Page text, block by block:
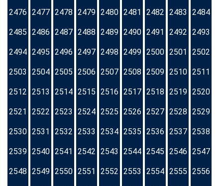
2476 2477 2478 2479 2480 2481 2482 2483 2484
2485 2486 2487 2488 2489 2490 2491 2492 2493
2494 2495 2496 2497 2498 2499 2500 2501 2502
2503 2504 2505 2506 2507 2508 2509 2510 2511
2512 2513 2514 2515 2516 2517 2518 2519 2520
2521 2522 2523 2524 2525 2526 2527 2528 2529
2530 2531 2532 2533 2534 2535 2536 2537 2538
2539 2540 2541 2542 2543 2544 2545 2546 2547
2548 2549 2550 2551 2552 2553 2554 2555 2556